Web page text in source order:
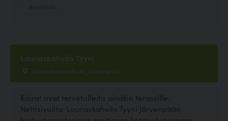
Lounaskahvila Tyyni
Sibeliuksenkatu 14, Järvenpää
Koirat ovat tervetulleita ainakin terassille.
Nettisivuilta: Lounaskahvila Tyyni Järvenpään